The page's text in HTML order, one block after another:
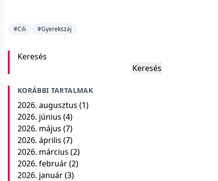
#Cili #Gyerekszáj
Keresés
Keresés
KORÁBBI TARTALMAK
2026. augusztus (1)
2026. június (4)
2026. május (7)
2026. április (7)
2026. március (2)
2026. február(2)
2026. január(3)